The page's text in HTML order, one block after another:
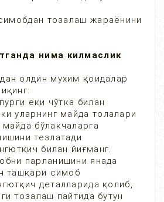
тозалаш жараёнини
нима килмаслик
олдин мухим қоидалар
ёки чўтка билан
уларнинг майда толалари
бўлакчаларга
тезлатади.
билан йиғманг.
парланишини янада
ташқари симоб
деталларида қолиб,
тозалаш пайтида бутун